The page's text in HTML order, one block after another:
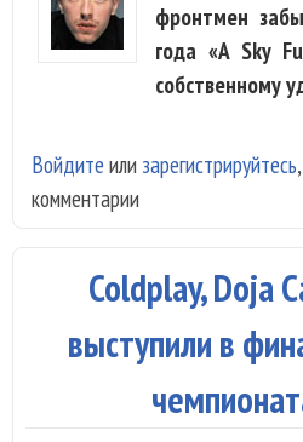
фронтмен
года «A Sky
собственному
Войдите или зарегистрируйтесь
комментарии
Coldplay, Doja
выступили в